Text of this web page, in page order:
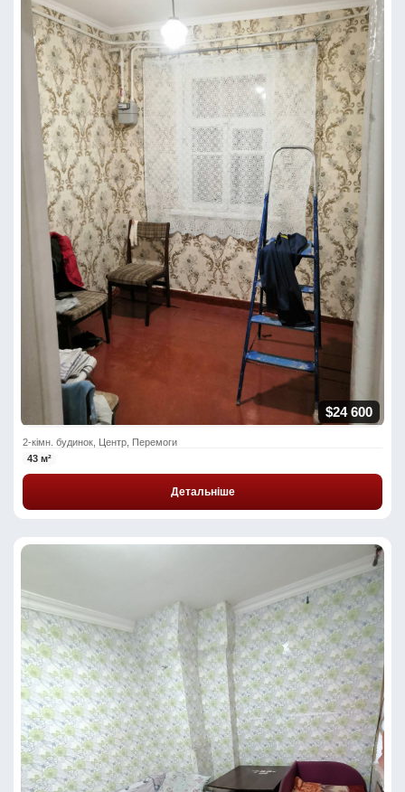
$24 600
2-кімн. будинок, Центр, Перемоги
43 м²
Детальніше